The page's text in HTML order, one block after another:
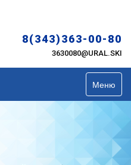
8(343)363-00-80
3630080@URAL.SKI
Меню